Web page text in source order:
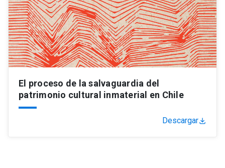
El proceso de la salvaguardia del
patrimonio cultural inmaterial en Chile
Descargar